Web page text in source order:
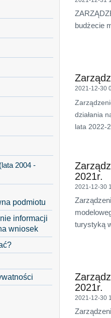
2004 -
podmiotu
informacji
wniosek
budżecie
2021-12-30
działania
lata 2022-
2021r.
2021-12-30
turystyką
2021r.
2021-12-30